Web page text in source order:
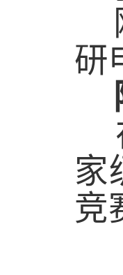
研
家
竞